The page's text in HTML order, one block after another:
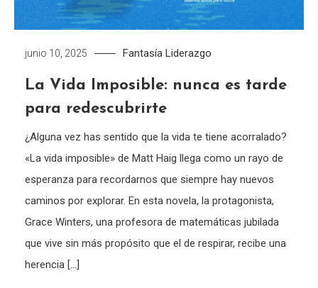
junio 10, 2025 Fantasía Liderazgo
La Vida Imposible: nunca es tarde
para redescubrirte
¿Alguna vez has sentido que la vida te tiene acorralado?
«La vida imposible» de Matt Haig llega como un rayo de
esperanza para recordarnos que siempre hay nuevos
caminos por explorar. En esta novela, la protagonista,
Grace Winters, una profesora de matemáticas jubilada
que vive sin más propósito que el de respirar, recibe una
herencia […]